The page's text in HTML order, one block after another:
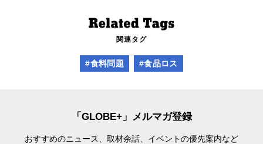
関連タグ
#食料問題 #食品ロス
「GLOBE+」メルマガ登録
おすすめのニュース、取材余話、 イベントの優先案内など